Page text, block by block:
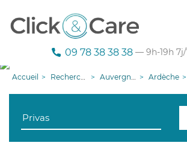
09 78 38 38 38 — 9h-19h
Accueil Recherche aide à domicile Auvergne-Rhône-Alpes Ardèche